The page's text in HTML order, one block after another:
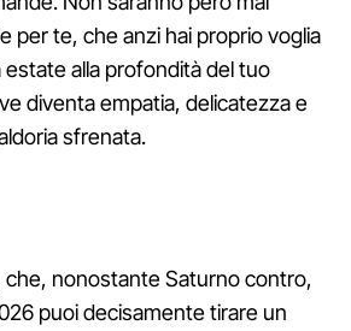
per te, che anzi hai proprio voglia
alla profondità del tuo
diventa empatia, delicatezza e
sfrenata.
che, nonostante Saturno contro,
puoi decisamente tirare un